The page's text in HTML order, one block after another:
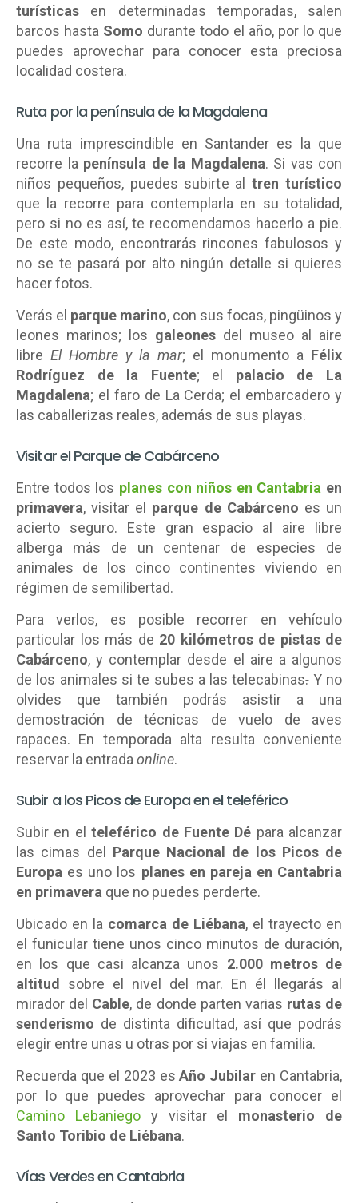
turísticas en determinadas temporadas, salen
barcos hasta Somo durante todo el año, por lo que
puedes aprovechar para conocer esta preciosa
localidad costera.
Ruta por la península de la Magdalena
Una ruta imprescindible en Santander es la que
recorre la península de la Magdalena. Si vas con
niños pequeños, puedes subirte al
tren turístico
que la recorre para contemplarla en su totalidad,
pero si no es así, te recomendamos hacerlo a pie.
De este modo, encontrarás rincones fabulosos y
no se te pasará por alto ningún detalle si quieres
hacer fotos.
Verás el parque marino, con sus focas, pingüinos y
leones marinos; los galeones del museo al aire
libre El Hombre y la mar; el monumento a Félix
Rodríguez de la Fuente; el palacio de La
Magdalena; el faro de La Cerda; el embarcadero y
las caballerizas reales, además de sus playas.
Visitar el Parque de Cabárceno
Entre todos los planes con niños en Cantabria en
primavera, visitar el parque de Cabárceno es un
acierto seguro. Este gran espacio al aire libre
alberga más de un centenar de especies de
animales de los cinco continentes viviendo en
régimen de semilibertad.
Para verlos, es posible recorrer en vehículo
particular los más de 20 kilómetros de pistas de
Cabárceno, y contemplar desde el aire a algunos
de los animales si te subes a las telecabinas.Y no
olvides que también podrás asistir a una
demostración de técnicas de vuelo de aves
rapaces. En temporada alta resulta conveniente
reservar la entrada online.
Subir a los Picos de Europa en el teleférico
Subir en elteleférico de Fuente Dé para alcanzar
las cimas del Parque Nacional de los Picos de
Europa es uno los planes en pareja en Cantabria
en primavera que no puedes perderte.
Ubicado en la comarca de Liébana, el trayecto en
el funicular tiene unos cinco minutos de duración,
en los que casi alcanza unos 2.000 metros de
altitud
sobre el nivel del mar. En él llegarás al
mirador del Cable, de donde parten varias rutas de
senderismo de distinta dificultad, así que podrás
elegir entre unas u otras por si viajas en familia.
Recuerda que el 2023 esAño Jubilar en Cantabria,
por lo que puedes aprovechar para conocer el
Camino Lebaniegoy visitar el monasterio de
Santo Toribio de Liébana.
Vías Verdes en Cantabria